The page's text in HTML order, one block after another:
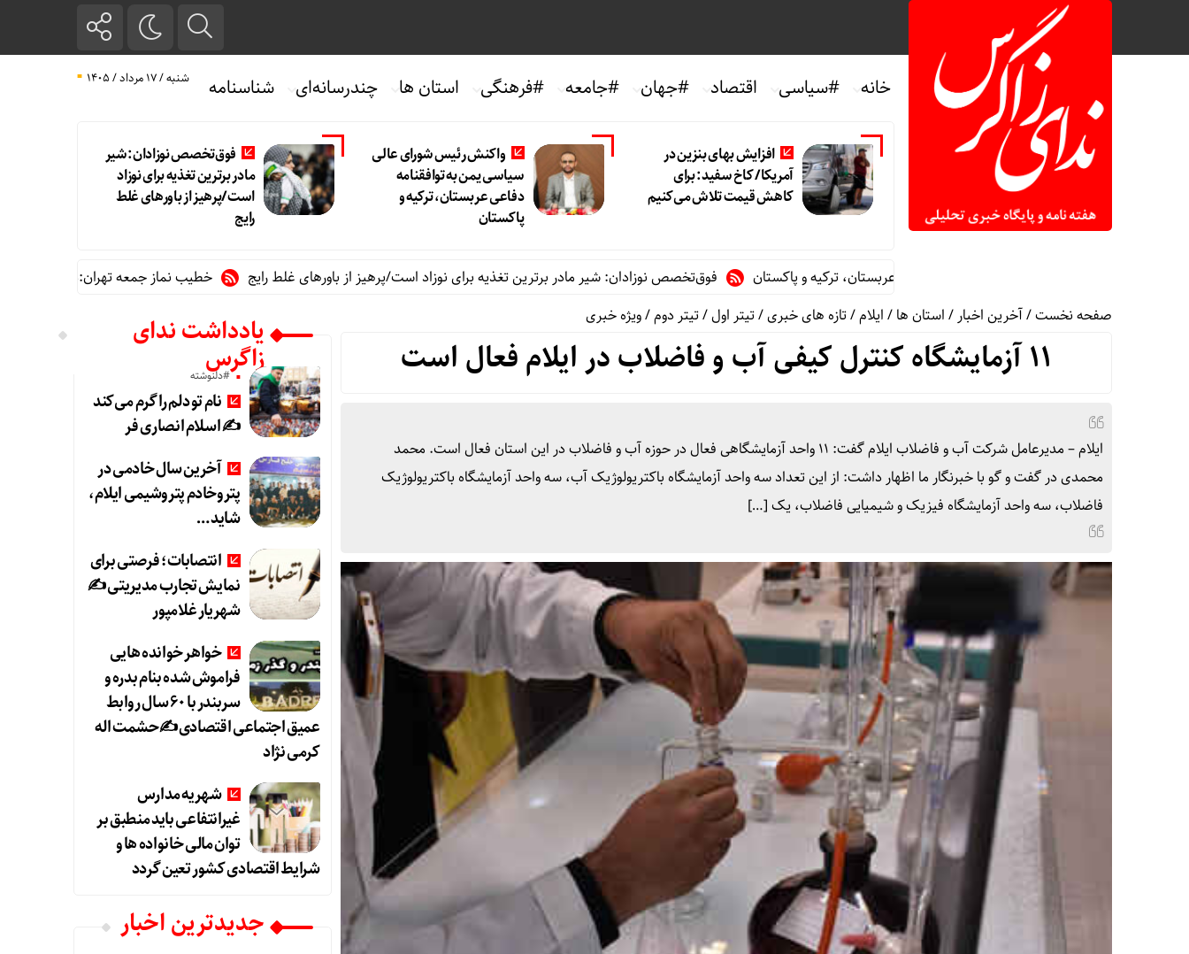
خانه #سیاسی اقتصاد #جهان #جامعه #فرهنگی استان ها چندرسانه‌ای شناسنامه شنبه / ۱۷ مرداد / ۱۴۰۵
افزایش بهای بنزین در
آمریکا/ کاخ سفید: برای
کاهش قیمت تلاش می‌کنیم
واکنش رئیس شورای عالی
سیاسی یمن به توافقنامه
دفاعی عربستان، ترکیه و
پاکستان
فوق‌تخصص نوزادان: شیر
مادر برترین تغذیه برای نوزاد
است/پرهیز از باورهای غلط
رایج
عالی سیاسی یمن به توافقنامه دفاعی عربستان، ترکیه و پاکستان فوق‌تخصص نوزادان: شیر مادر برترین تغذیه برای نوزاد است/پرهیز از باورهای غلط رایج
خطیب نماز جمعه تهران:در «جنگ اخیر» شکست
صفحه نخست/آخرین اخبار/استان ها/ایلام/تازه های خبری/تیتر اول/تیتر دوم/ویژه خبری
۱۱ آزمایشگاه کنترل کیفی آب و فاضلاب در ایلام فعال است
ایلام – مدیرعامل شرکت آب و فاضلاب ایلام گفت: ۱۱ واحد آزمایشگاهی فعال در حوزه آب و فاضلاب در این استان فعال است. محمد
محمدی در گفت و گو با خبرنگار ما اظهار داشت: از این تعداد سه واحد آزمایشگاه باکتریولوژیک آب، سه واحد آزمایشگاه باکتریولوژیک
فاضلاب، سه واحد آزمایشگاه فیزیک و شیمیایی فاضلاب، یک […]
یادداشت ندای
زاگرس
#دلنوشته
نام تو دلم را گرم می‌کند
✍️ اسلام انصاری فر
آخرین سال خادمی در
پتروخادم پتروشیمی ایلام،
شاید …
انتصابات؛ فرصتی برای
نمایش تجارب مدیریتی ✍
شهریار غلامپور
خواهر خوانده هایی
فراموش شده بنام بدره و
سربندر با ۶۰ سال روابط
عمیق اجتماعی اقتصادی ✍حشمت اله
کرمی نژاد
شهریه مدارس
غیرانتفاعی باید منطبق بر
توان مالی خانواده ها و
شرایط اقتصادی کشور تعین گردد
جديدترين اخبار